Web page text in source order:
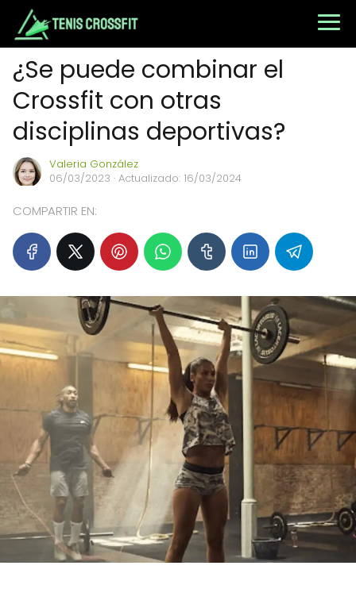
¿Se puede combinar el
Crossfit con otras
disciplinas deportivas?
Valeria González
06/03/2023 · Actualizado: 16/03/2024
COMPARTIR EN: